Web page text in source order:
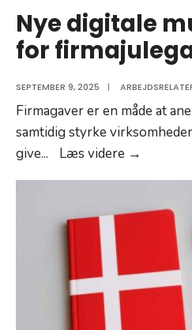
valg
af
dit
næste
projekt
Nye digitale
for
SEPTEMBER 9, 2025 |
Firmagaver er en måde at
samtidig styrke
give... Læs videre →
for